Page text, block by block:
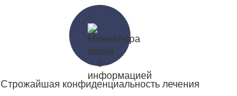
Строжайшая конфиденциальность лечения